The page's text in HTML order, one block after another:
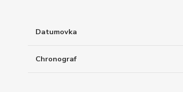
Datumovka
Chronograf